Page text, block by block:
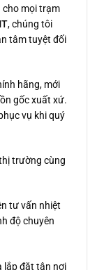
cho mọi trạm
, chúng tôi
tâm tuyệt đối
hãng, mới
gốc xuất xứ.
vụ khi quý
trường cùng
tư vấn nhiệt
độ chuyên
lắp đặt tận nơi